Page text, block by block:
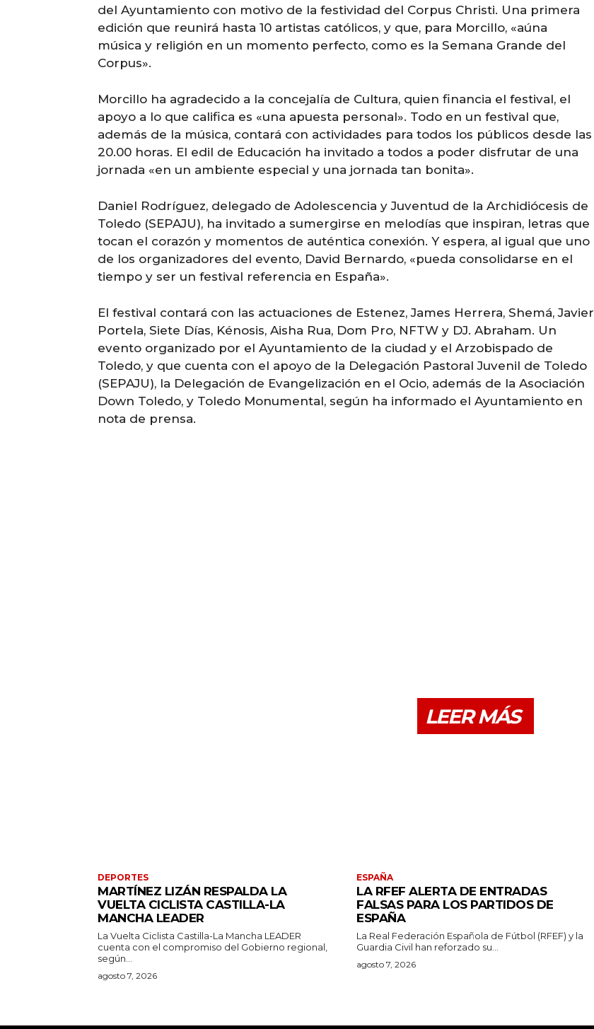
del Ayuntamiento con motivo de la festividad del Corpus Christi. Una primera
edición que reunirá hasta 10 artistas católicos, y que, para Morcillo, «aúna
música y religión en un momento perfecto, como es la Semana Grande del
Corpus».
Morcillo ha agradecido a la concejalía de Cultura, quien financia el festival, el
apoyo a lo que califica es «una apuesta personal». Todo en un festival que,
además de la música, contará con actividades para todos los públicos desde las
20.00 horas. El edil de Educación ha invitado a todos a poder disfrutar de una
jornada «en un ambiente especial y una jornada tan bonita».
Daniel Rodríguez, delegado de Adolescencia y Juventud de la Archidiócesis de
Toledo (SEPAJU), ha invitado a sumergirse en melodías que inspiran, letras que
tocan el corazón y momentos de auténtica conexión. Y espera, al igual que uno
de los organizadores del evento, David Bernardo, «pueda consolidarse en el
tiempo y ser un festival referencia en España».
El festival contará con las actuaciones de Estenez, James Herrera, Shemá, Javier
Portela, Siete Días, Kénosis, Aisha Rua, Dom Pro, NFTW y DJ. Abraham. Un
evento organizado por el Ayuntamiento de la ciudad y el Arzobispado de
Toledo, y que cuenta con el apoyo de la Delegación Pastoral Juvenil de Toledo
(SEPAJU), la Delegación de Evangelización en el Ocio, además de la Asociación
Down Toledo, y Toledo Monumental, según ha informado el Ayuntamiento en
nota de prensa.
LEER MÁS
DEPORTES
MARTÍNEZ LIZÁN RESPALDA LA
VUELTA CICLISTA CASTILLA-LA
MANCHA LEADER
La Vuelta Ciclista Castilla-La Mancha LEADER
cuenta con el compromiso del Gobierno regional,
según...
agosto 7, 2026
ESPAÑA
LA RFEF ALERTA DE ENTRADAS
FALSAS PARA LOS PARTIDOS DE
ESPAÑA
La Real Federación Española de Fútbol (RFEF) y la
Guardia Civil han reforzado su...
agosto 7, 2026